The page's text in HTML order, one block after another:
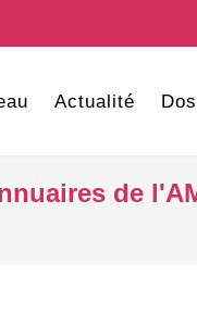
Actualité
de